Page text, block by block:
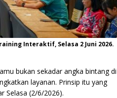
Interaktif, Selasa 2 Juni 2026.
bukan sekadar angka bintang di
layanan. Prinsip itu yang
Selasa (2/6/2026).